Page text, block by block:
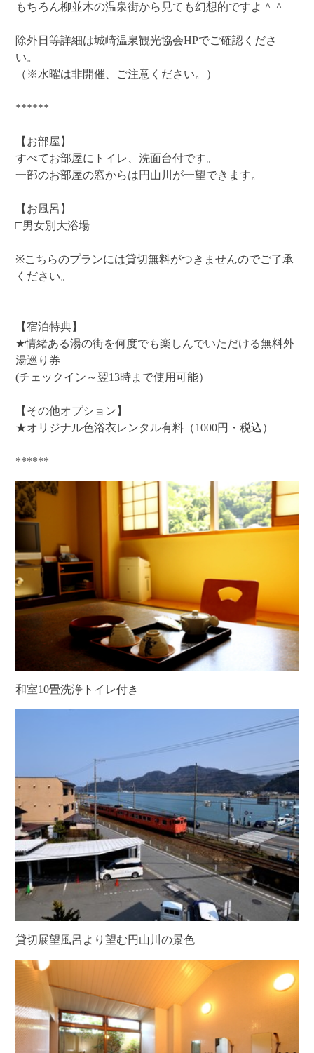
もちろん柳並木の温泉街から見ても幻想的ですよ＾＾
除外日等詳細は城崎温泉観光協会HPでご確認くださ
い。
（※水曜は非開催、ご注意ください。）
******
【お部屋】
すべてお部屋にトイレ、洗面台付です。
一部のお部屋の窓からは円山川が一望できます。
【お風呂】
□男女別大浴場
※こちらのプランには貸切無料がつきませんのでご了承
ください。
【宿泊特典】
★情緒ある湯の街を何度でも楽しんでいただける無料外
湯巡り券
(チェックイン～翌13時まで使用可能）
【その他オプション】
★オリジナル色浴衣レンタル有料（1000円・税込）
******
和室10畳洗浄トイレ付き
貸切展望風呂より望む円山川の景色